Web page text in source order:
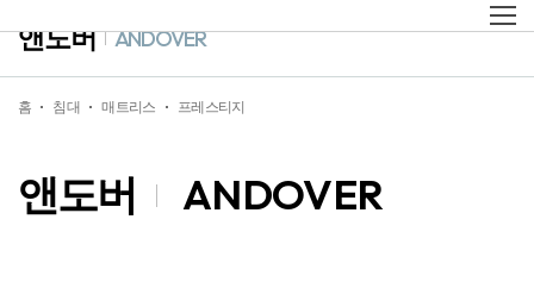
홈 침대 매트리스 프레스티지
앤도버 ANDOVER
앤도버 ANDOVER